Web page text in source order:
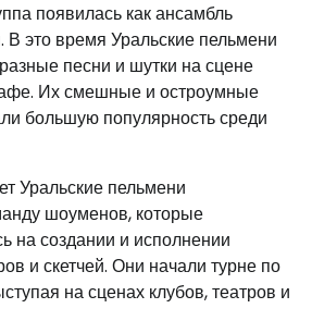
появилась как ансамбль
В это время Уральские пельмени
песни и шутки на сцене
Их смешные и остроумные
большую популярность среди
Уральские пельмени
шоуменов, которые
на создании и исполнении
и скетчей. Они начали турне по
на сценах клубов, театров и